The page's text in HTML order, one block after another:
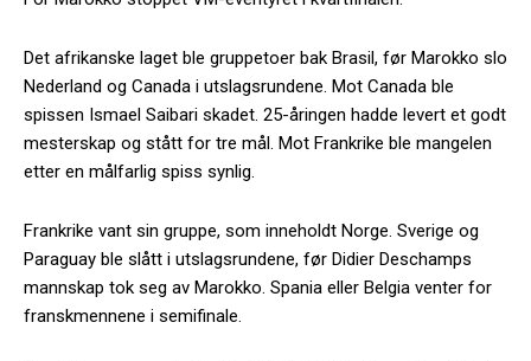
Det afrikanske laget ble gruppetoer bak Brasil, før Marokko slo
Nederland og Canada i utslagsrundene. Mot Canada ble
spissen Ismael Saibari skadet. 25-åringen hadde levert et godt
mesterskap og stått for tre mål. Mot Frankrike ble mangelen
etter en målfarlig spiss synlig.
Frankrike vant sin gruppe, som inneholdt Norge. Sverige og
Paraguay ble slått i utslagsrundene, før Didier Deschamps
mannskap tok seg av Marokko. Spania eller Belgia venter for
franskmennene i semifinale.